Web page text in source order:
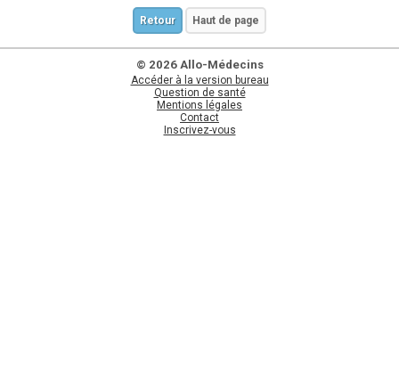
Retour Haut de page
© 2026 Allo-Médecins
Accéder à la version bureau
Question de santé
Mentions légales
Contact
Inscrivez-vous